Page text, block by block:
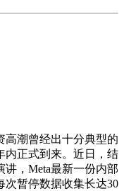
潮曾经出十分典型的
内正式到来。近日，结
，Meta最新一份内部
次暂停数据收集长达30